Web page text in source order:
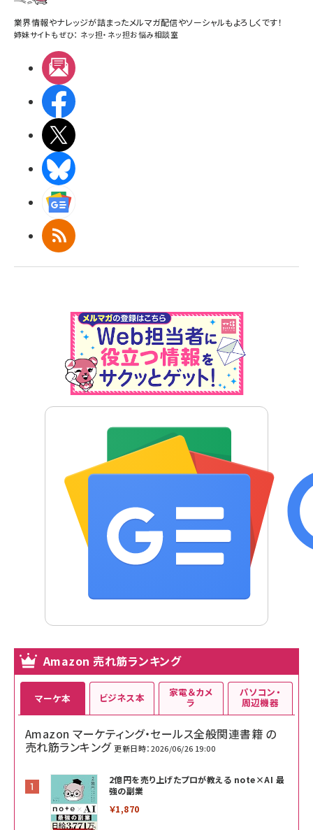
業界情報やナレッジが詰まったメルマガ配信やソーシャルもよろしくです！
姉妹サイトもぜひ： ネッ担・ ネッ担お悩み相談室
RSS
Amazon 売れ筋ランキング
マーケ本
Amazon マーケティング・セールス全般関連書籍 の
売れ筋ランキング 更新日時：2026/06/26 19:00
2億円を売り上げたプロが教える note×AI 最
強の副業
￥1,870
ビジネス本 家電＆カメ
ラ
パソコン・
周辺機器